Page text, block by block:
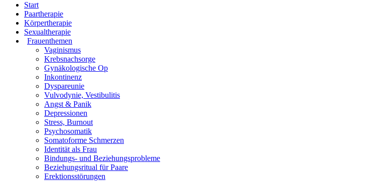
Start
Paartherapie
Körpertherapie
Sexualtherapie
Frauenthemen
Vaginismus
Krebsnachsorge
Gynäkologische Op
Inkontinenz
Dyspareunie
Vulvodynie, Vestibulitis
Angst & Panik
Depressionen
Stress, Burnout
Psychosomatik
Somatoforme Schmerzen
Identität als Frau
Bindungs- und Beziehungsprobleme
Beziehungsritual für Paare
Erektionsstörungen